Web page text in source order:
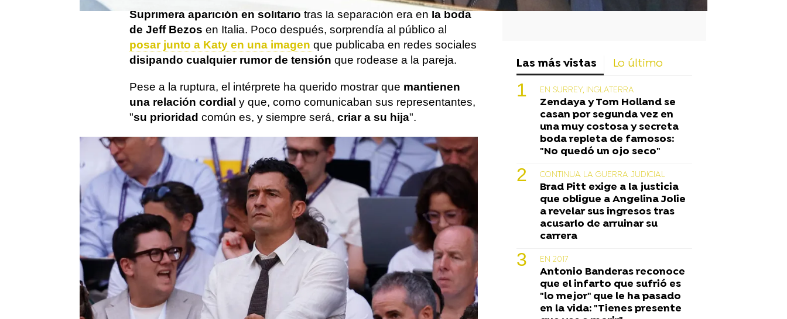
Suprimera aparición en solitario tras la separación era en la boda
de Jeff Bezos en Italia. Poco después, sorprendía al público al
posar junto a Katy en una imagen que publicaba en redes sociales
disipando cualquier rumor de tensión que rodease a la pareja.
Pese a la ruptura, el intérprete ha querido mostrar que mantienen
una relación cordial y que, como comunicaban sus representantes,
"su prioridad común es, y siempre será, criar a su hija".
Las más vistas Lo último
EN SURREY, INGLATERRA
Zendaya y Tom Holland se
casan por segunda vez en
una muy costosa y secreta
boda repleta de famosos:
"No quedó un ojo seco"
CONTINUA LA GUERRA JUDICIAL
Brad Pitt exige a la justicia
que obligue a Angelina Jolie
a revelar sus ingresos tras
acusarlo de arruinar su
carrera
EN 2017
Antonio Banderas reconoce
que el infarto que sufrió es
"lo mejor" que le ha pasado
en la vida: "Tienes presente